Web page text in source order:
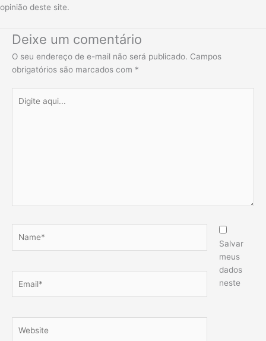
opinião deste site.
Deixe um comentário
O seu endereço de e-mail não será publicado. Campos
obrigatórios são marcados com *
aqui...
Salvar
meus
dados
neste